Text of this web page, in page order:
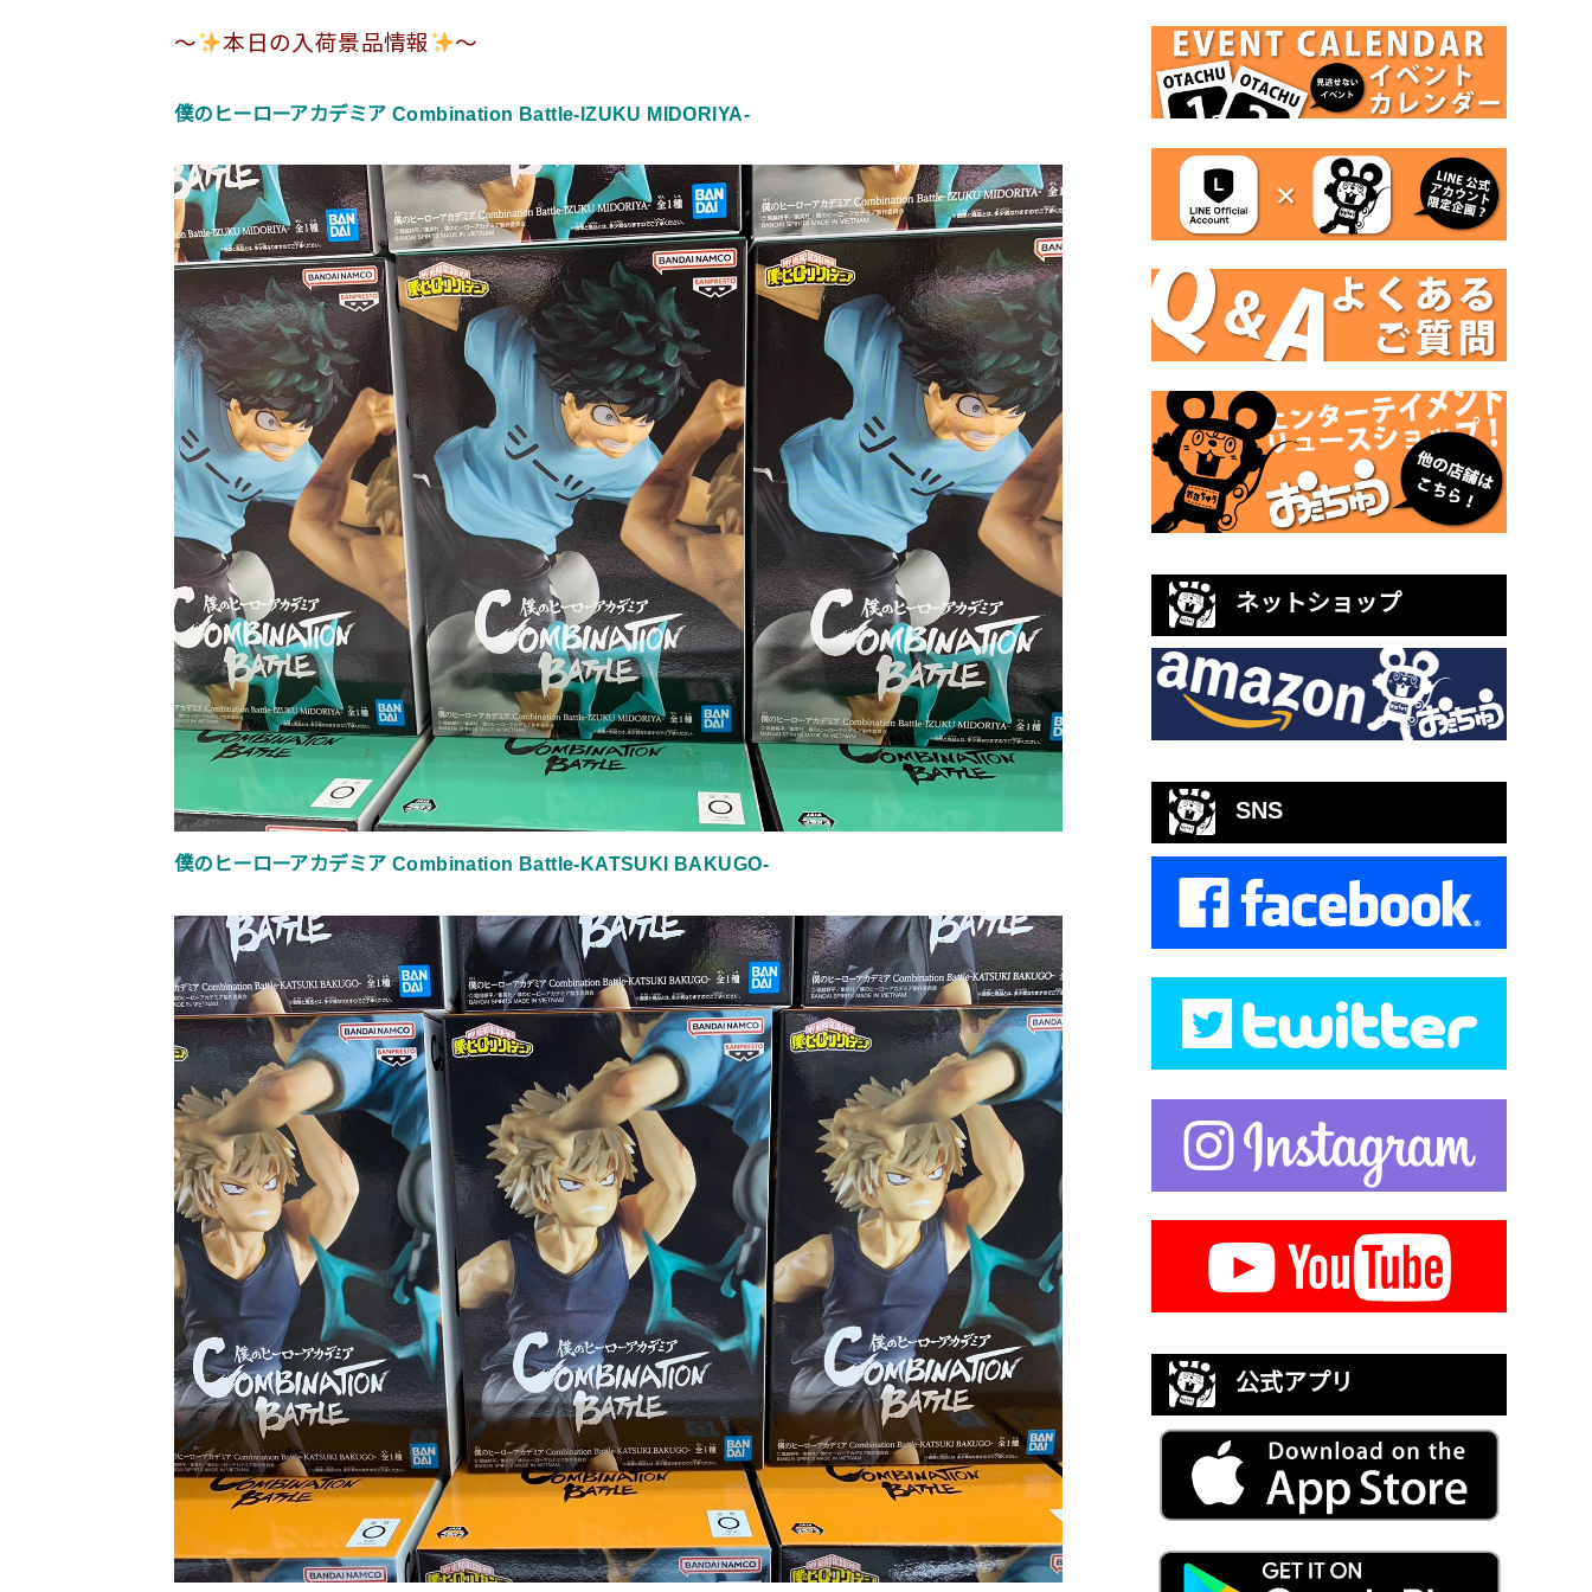
〜 本日の入荷景品情報 〜
僕のヒーローアカデミア Combination Battle-IZUKU MIDORIYA-
僕のヒーローアカデミア Combination Battle-KATSUKI BAKUGO-
ネットショップ
SNS
公式アプリ